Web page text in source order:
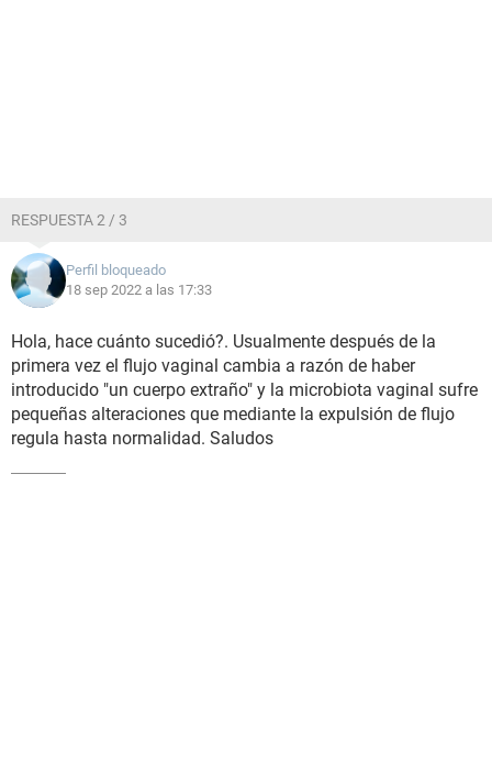
RESPUESTA 2 / 3
Perfil bloqueado
18 sep 2022 a las 17:33
Hola, hace cuánto sucedió?. Usualmente después de la
primera vez el flujo vaginal cambia a razón de haber
introducido "un cuerpo extraño" y la microbiota vaginal sufre
pequeñas alteraciones que mediante la expulsión de flujo
regula hasta normalidad. Saludos